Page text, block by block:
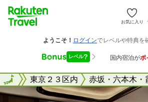
お気に入り
京都 東京２３区内 赤坂・六本木・
全国